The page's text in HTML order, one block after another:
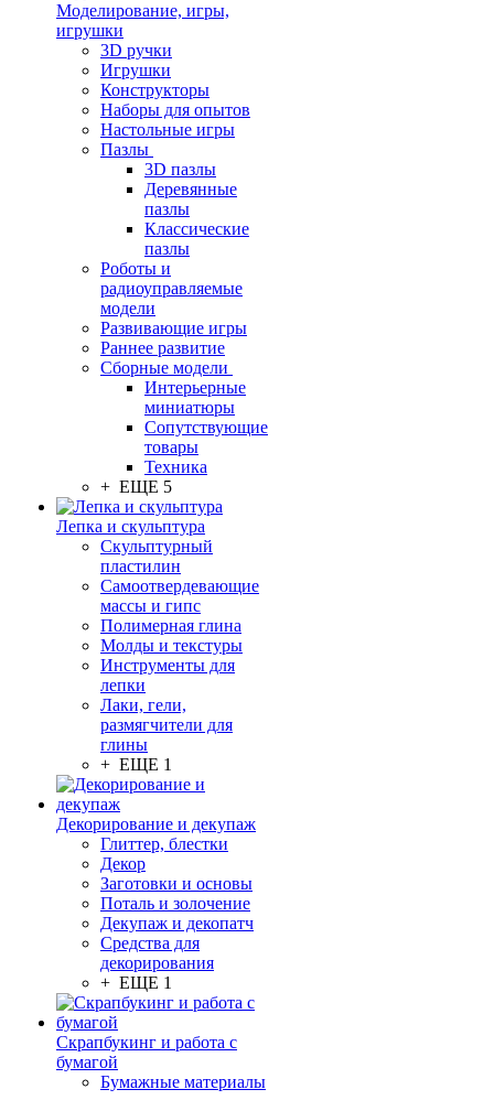
Моделирование, игры,
игрушки
3D ручки
Игрушки
Конструкторы
Наборы для опытов
Настольные игры
Пазлы
3D пазлы
Деревянные
пазлы
Классические
пазлы
Роботы и
радиоуправляемые
модели
Развивающие игры
Раннее развитие
Сборные модели
Интерьерные
миниатюры
Сопутствующие
товары
Техника
+ ЕЩЕ 5
Лепка и скульптура
Скульптурный
пластилин
Самоотвердевающие
массы и гипс
Полимерная глина
Молды и текстуры
Инструменты для
лепки
Лаки, гели,
размягчители для
глины
+ ЕЩЕ 1
Декорирование и декупаж
Глиттер, блестки
Декор
Заготовки и основы
Поталь и золочение
Декупаж и декопатч
Средства для
декорирования
+ ЕЩЕ 1
Скрапбукинг и работа с
бумагой
Бумажные материалы